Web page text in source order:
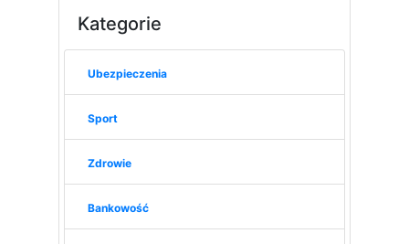
Kategorie
Ubezpieczenia
Sport
Zdrowie
Bankowość